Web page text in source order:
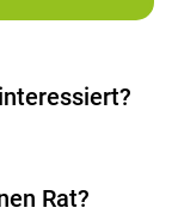
Rat?